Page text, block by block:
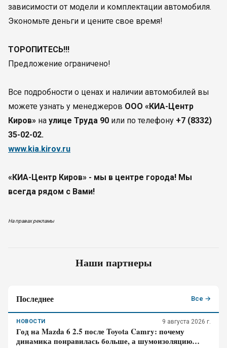
зависимости от модели и комплектации автомобиля.
Экономьте деньги и цените свое время!
ТОРОПИТЕСЬ!!!
Предложение ограничено!
Все подробности о ценах и наличии автомобилей вы
можете узнать у менеджеров OOO «КИА-Центр
Киров» на улице Труда 90 или по телефону +7 (8332)
35-02-02.
www.kia.kirov.ru
«КИА-Центр Киров» - мы в центре города! Мы
всегда рядом с Вами!
На правах рекламы
Наши партнеры
Последнее Все →
НОВОСТИ 9 августа 2026 г.
Год на Mazda 6 2.5 после Toyota Camry: почему
динамика понравилась больше, а шумоизоляцию